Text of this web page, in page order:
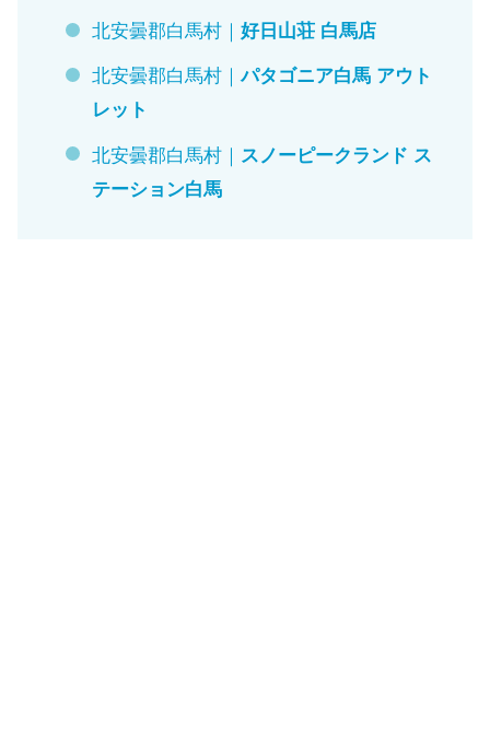
北安曇郡白馬村｜ 好日山荘 白馬店
北安曇郡白馬村｜パタゴニア白馬 アウト
レット
北安曇郡白馬村｜ スノーピークランド ス
テーション白馬